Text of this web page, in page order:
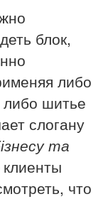
блок,
либо
либо шитье
слогану
та
что